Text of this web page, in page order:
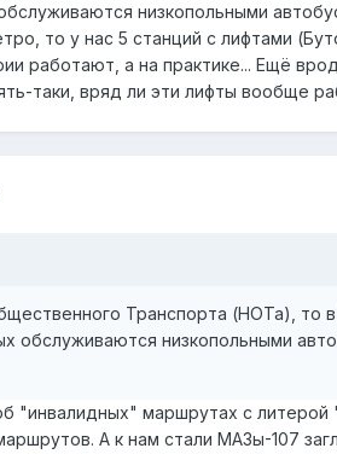
низкопольными
то у нас 5 станций с лифтами
работают, а на практике... Ещё
таки, вряд ли эти лифты вообще
Транспорта (НОТа), то
низкопольными
"инвалидных" маршрутах с
А к нам стали МАЗы-107